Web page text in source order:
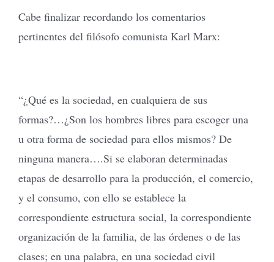
Cabe finalizar recordando los comentarios
pertinentes del filósofo comunista Karl Marx:
“¿Qué es la sociedad, en cualquiera de sus
formas?…¿Son los hombres libres para escoger una
u otra forma de sociedad para ellos mismos? De
ninguna manera….Si se elaboran determinadas
etapas de desarrollo para la producción, el comercio,
y el consumo, con ello se establece la
correspondiente estructura social, la correspondiente
organización de la familia, de las órdenes o de las
clases; en una palabra, en una sociedad civil